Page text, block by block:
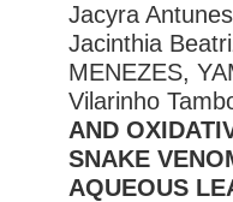
Jacyra
Jacinthia
MENEZES,
Vilarinho
AND
SNAKE
AQUEOUS